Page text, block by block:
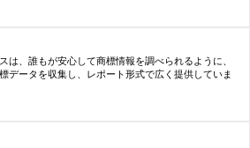
は、誰もが安心して商標情報を調べられるように、
データを収集し、レポート形式で広く提供していま